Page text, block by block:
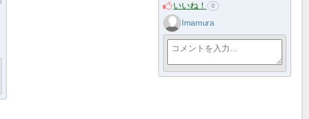
いいね！ 0
Imamura